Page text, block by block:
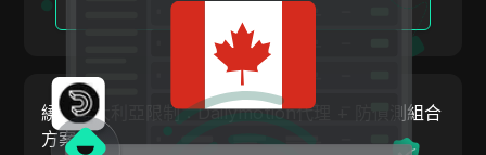
Facebook Ads
Google Ads
Google Pay
以色列
大韓民國
繞過澳大利亞限制：Dailymotion代理 + 防偵測組合
方案